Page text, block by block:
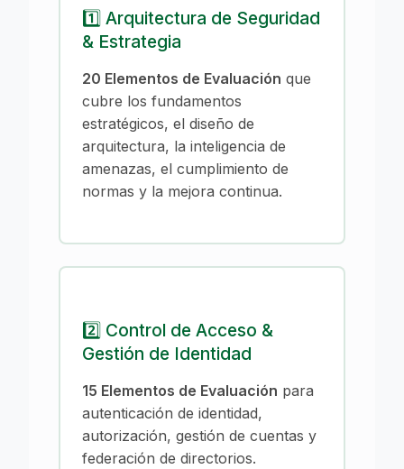
1️⃣ Arquitectura de Seguridad
& Estrategia
20 Elementos de Evaluación que
cubre los fundamentos
estratégicos, el diseño de
arquitectura, la inteligencia de
amenazas, el cumplimiento de
normas y la mejora continua.
2️⃣ Control de Acceso &
Gestión de Identidad
15 Elementos de Evaluación para
autenticación de identidad,
autorización, gestión de cuentas y
federación de directorios.